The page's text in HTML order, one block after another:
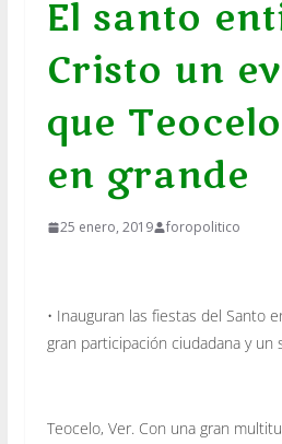
El santo
Cristo un
que
en grande
25 enero, 2019 foropolitico
• Inauguran las fiestas del Santo
gran participación ciudadana y un
Teocelo, Ver. Con una gran